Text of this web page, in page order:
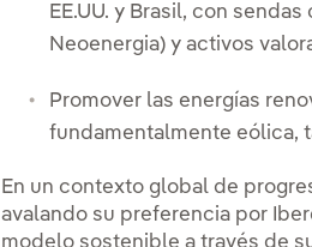
EE.UU. y Brasil, con
Neoenergia) y activos
Promover las energías
fundamentalmente eólica,
En un contexto global de
avalando su preferencia por
modelo sostenible a través de